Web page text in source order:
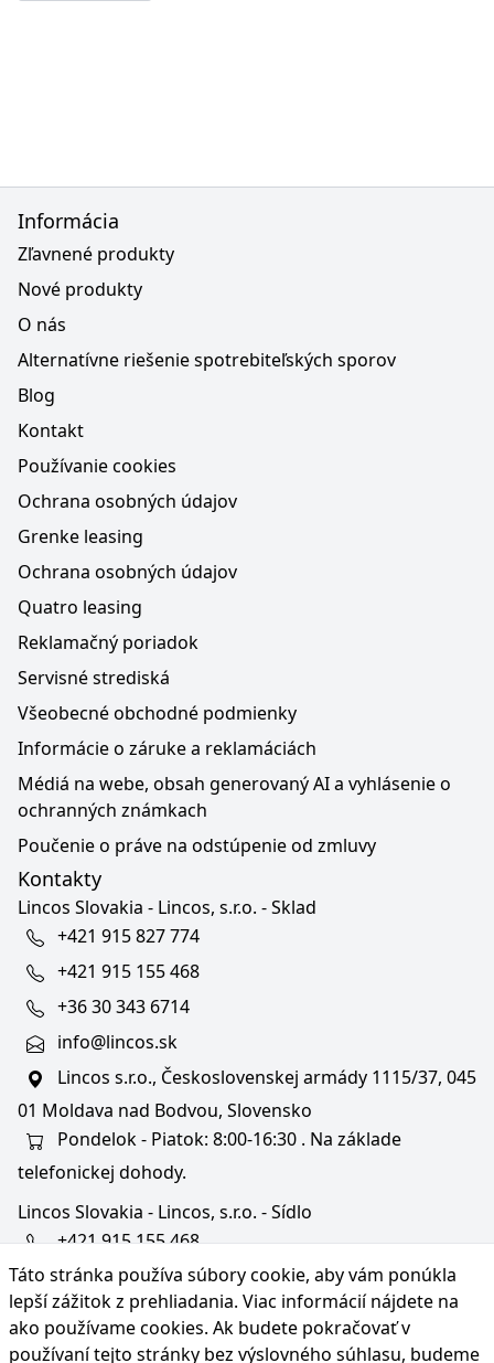
Táto stránka používa súbory cookie, aby vám ponúkla
lepší zážitok z prehliadania. Viac informácií nájdete na
ako používame cookies. Ak budete pokračovať v
používaní tejto stránky bez výslovného súhlasu, budeme
Informácia
Zľavnené produkty
Nové produkty
O nás
Alternatívne riešenie spotrebiteľských sporov
Blog
Kontakt
Používanie cookies
Ochrana osobných údajov
Grenke leasing
Ochrana osobných údajov
Quatro leasing
Reklamačný poriadok
Servisné strediská
Všeobecné obchodné podmienky
Informácie o záruke a reklamáciách
Médiá na webe, obsah generovaný AI a vyhlásenie o
ochranných známkach
Poučenie o práve na odstúpenie od zmluvy
Kontakty
Lincos Slovakia - Lincos, s.r.o. - Sklad
+421 915 827 774
+421 915 155 468
+36 30 343 6714
info@lincos.sk
Lincos s.r.o., Československej armády 1115/37, 045
01 Moldava nad Bodvou, Slovensko
Pondelok - Piatok: 8:00-16:30 . Na základe
telefonickej dohody.
Lincos Slovakia - Lincos, s.r.o. - Sídlo
+421 915 155 468
+36/30 343 6714
bratislava@lincos.sk
Lincos s.r.o., Rustaveliho 4, 831 06 Bratislava - m. č.